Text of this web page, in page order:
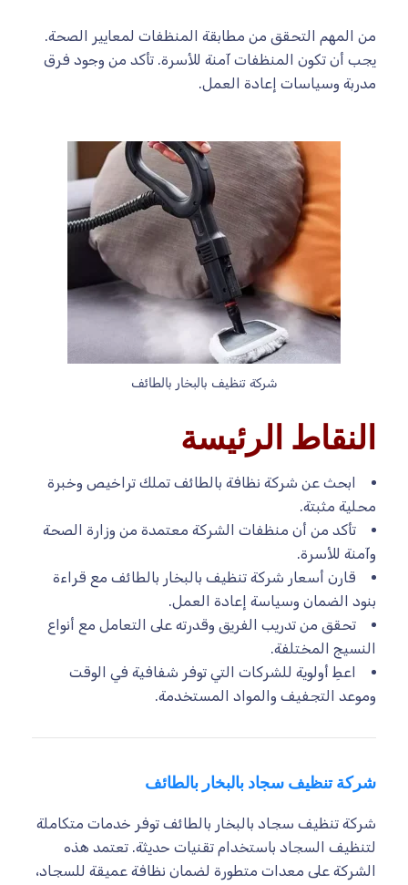
من المهم التحقق من مطابقة المنظفات لمعايير الصحة.
يجب أن تكون المنظفات آمنة للأسرة. تأكد من وجود فرق
مدربة وسياسات إعادة العمل.
شركة تنظيف بالبخار بالطائف
النقاط الرئيسة
ابحث عن شركة نظافة بالطائف تملك تراخيص وخبرة
محلية مثبتة.
تأكد من أن منظفات الشركة معتمدة من وزارة الصحة
وآمنة للأسرة.
قارن أسعار شركة تنظيف بالبخار بالطائف مع قراءة
بنود الضمان وسياسة إعادة العمل.
تحقق من تدريب الفريق وقدرته على التعامل مع أنواع
النسيج المختلفة.
اعطِ أولوية للشركات التي توفر شفافية في الوقت
وموعد التجفيف والمواد المستخدمة.
شركة تنظيف سجاد بالبخار بالطائف
شركة تنظيف سجاد بالبخار بالطائف توفر خدمات متكاملة
لتنظيف السجاد باستخدام تقنيات حديثة. تعتمد هذه
الشركة على معدات متطورة لضمان نظافة عميقة للسجاد،